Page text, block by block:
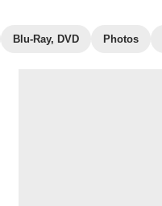
Blu-Ray, DVD Photos